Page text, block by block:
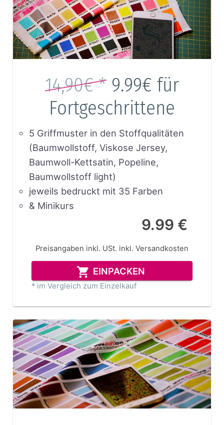
14,90€ * 9.99€ für
Fortgeschrittene
5 Griffmuster in den Stoffqualitäten
(Baumwollstoff, Viskose Jersey,
Baumwoll-Kettsatin, Popeline,
Baumwollstoff light)
jeweils bedruckt mit 35 Farben
& Minikurs
9.99 €
Preisangaben inkl. USt. inkl. Versandkosten
EINPACKEN
* im Vergleich zum Einzelkauf